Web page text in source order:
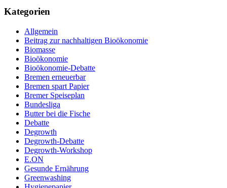
Kategorien
Allgemein
Beitrag zur nachhaltigen Bioökonomie
Biomasse
Bioökonomie
Bioökonomie-Debatte
Bremen erneuerbar
Bremen spart Papier
Bremer Speiseplan
Bundesliga
Butter bei die Fische
Debatte
Degrowth
Degrowth-Debatte
Degrowth-Workshop
E.ON
Gesunde Ernährung
Greenwashing